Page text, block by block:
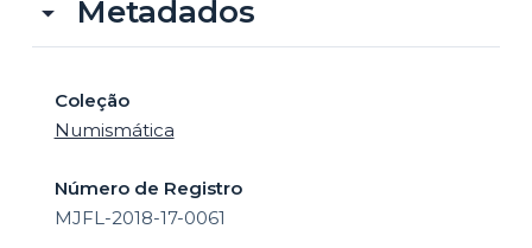
Metadados
Coleção
Numismática
Número de Registro
MJFL-2018-17-0061